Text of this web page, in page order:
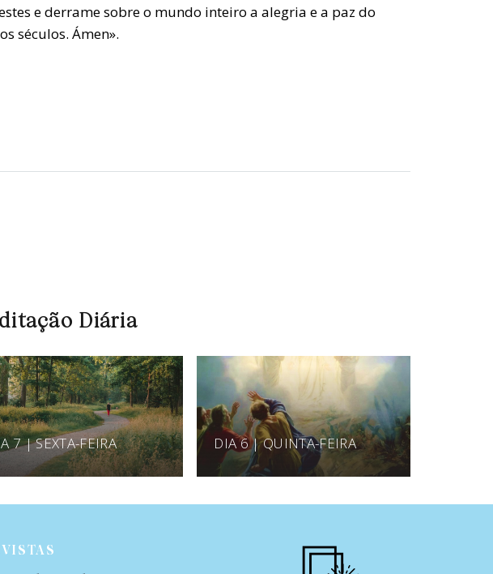
e derrame sobre o mundo inteiro a alegria e a paz do
séculos. Ámen».
Diária
7 | SEXTA-FEIRA DIA 6 | QUINTA-FEIRA